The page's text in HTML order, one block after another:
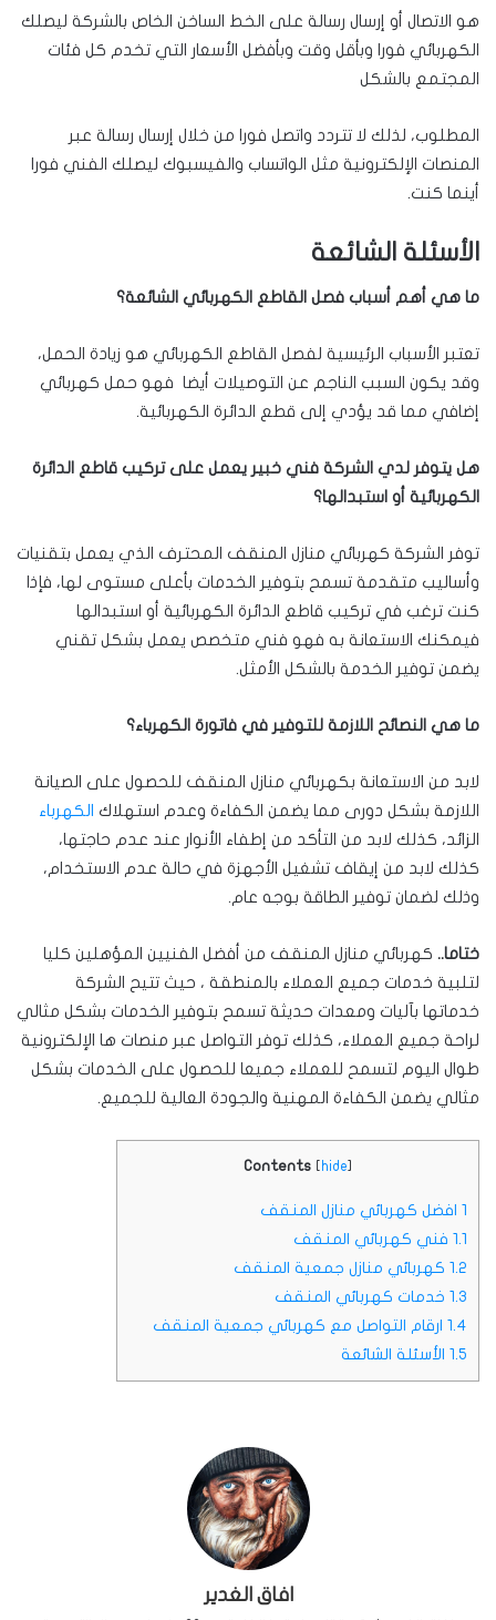
هو الاتصال أو إرسال رسالة على الخط الساخن الخاص بالشركة ليصلك
الكهربائي فورا وبأقل وقت وبأفضل الأسعار التي تخدم كل فئات
المجتمع بالشكل
المطلوب، لذلك لا تتردد واتصل فورا من خلال إرسال رسالة عبر
المنصات الإلكترونية مثل الواتساب والفيسبوك ليصلك الفني فورا
أينما كنت.
الأسئلة الشائعة
ما هي أهم أسباب فصل القاطع الكهربائي الشائعة؟
تعتبر الأسباب الرئيسية لفصل القاطع الكهربائي هو زيادة الحمل،
وقد يكون السبب الناجم عن التوصيلات أيضا فهو حمل كهربائي
إضافي مما قد يؤدي إلى قطع الدائرة الكهربائية.
هل يتوفر لدي الشركة فني خبير يعمل على تركيب قاطع الدائرة
الكهربائية أو استبدالها؟
توفر الشركة كهربائي منازل المنقف المحترف الذي يعمل بتقنيات
وأساليب متقدمة تسمح بتوفير الخدمات بأعلى مستوى لها، فإذا
كنت ترغب في تركيب قاطع الدائرة الكهربائية أو استبدالها
فيمكنك الاستعانة به فهو فني متخصص يعمل بشكل تقني
يضمن توفير الخدمة بالشكل الأمثل.
ما هي النصائح اللازمة للتوفير في فاتورة الكهرباء؟
لابد من الاستعانة بكهربائي منازل المنقف للحصول على الصيانة
اللازمة بشكل دورى مما يضمن الكفاءة وعدم استهلاك
الكهرباء
الزائد، كذلك لابد من التأكد من إطفاء الأنوار عند عدم حاجتها،
كذلك لابد من إيقاف تشغيل الأجهزة في حالة عدم الاستخدام،
وذلك لضمان توفير الطاقة بوجه عام.
ختاما.. كهربائي منازل المنقف من أفضل الفنيين المؤهلين كليا
لتلبية خدمات جميع العملاء بالمنطقة ، حيث تتيح الشركة
خدماتها بآليات ومعدات حديثة تسمح بتوفير الخدمات بشكل مثالي
لراحة جميع العملاء، كذلك توفر التواصل عبر منصات ها الإلكترونية
طوال اليوم لتسمح للعملاء جميعا للحصول على الخدمات بشكل
مثالي يضمن الكفاءة المهنية والجودة العالية للجميع.
Contents [ hide]
1 افضل كهربائي منازل المنقف
1.1 فني كهربائي المنقف
1.2 كهربائي منازل جمعية المنقف
1.3 خدمات كهربائي المنقف
1.4 ارقام التواصل مع كهربائي جمعية المنقف
1.5 الأسئلة الشائعة
افاق الغدير